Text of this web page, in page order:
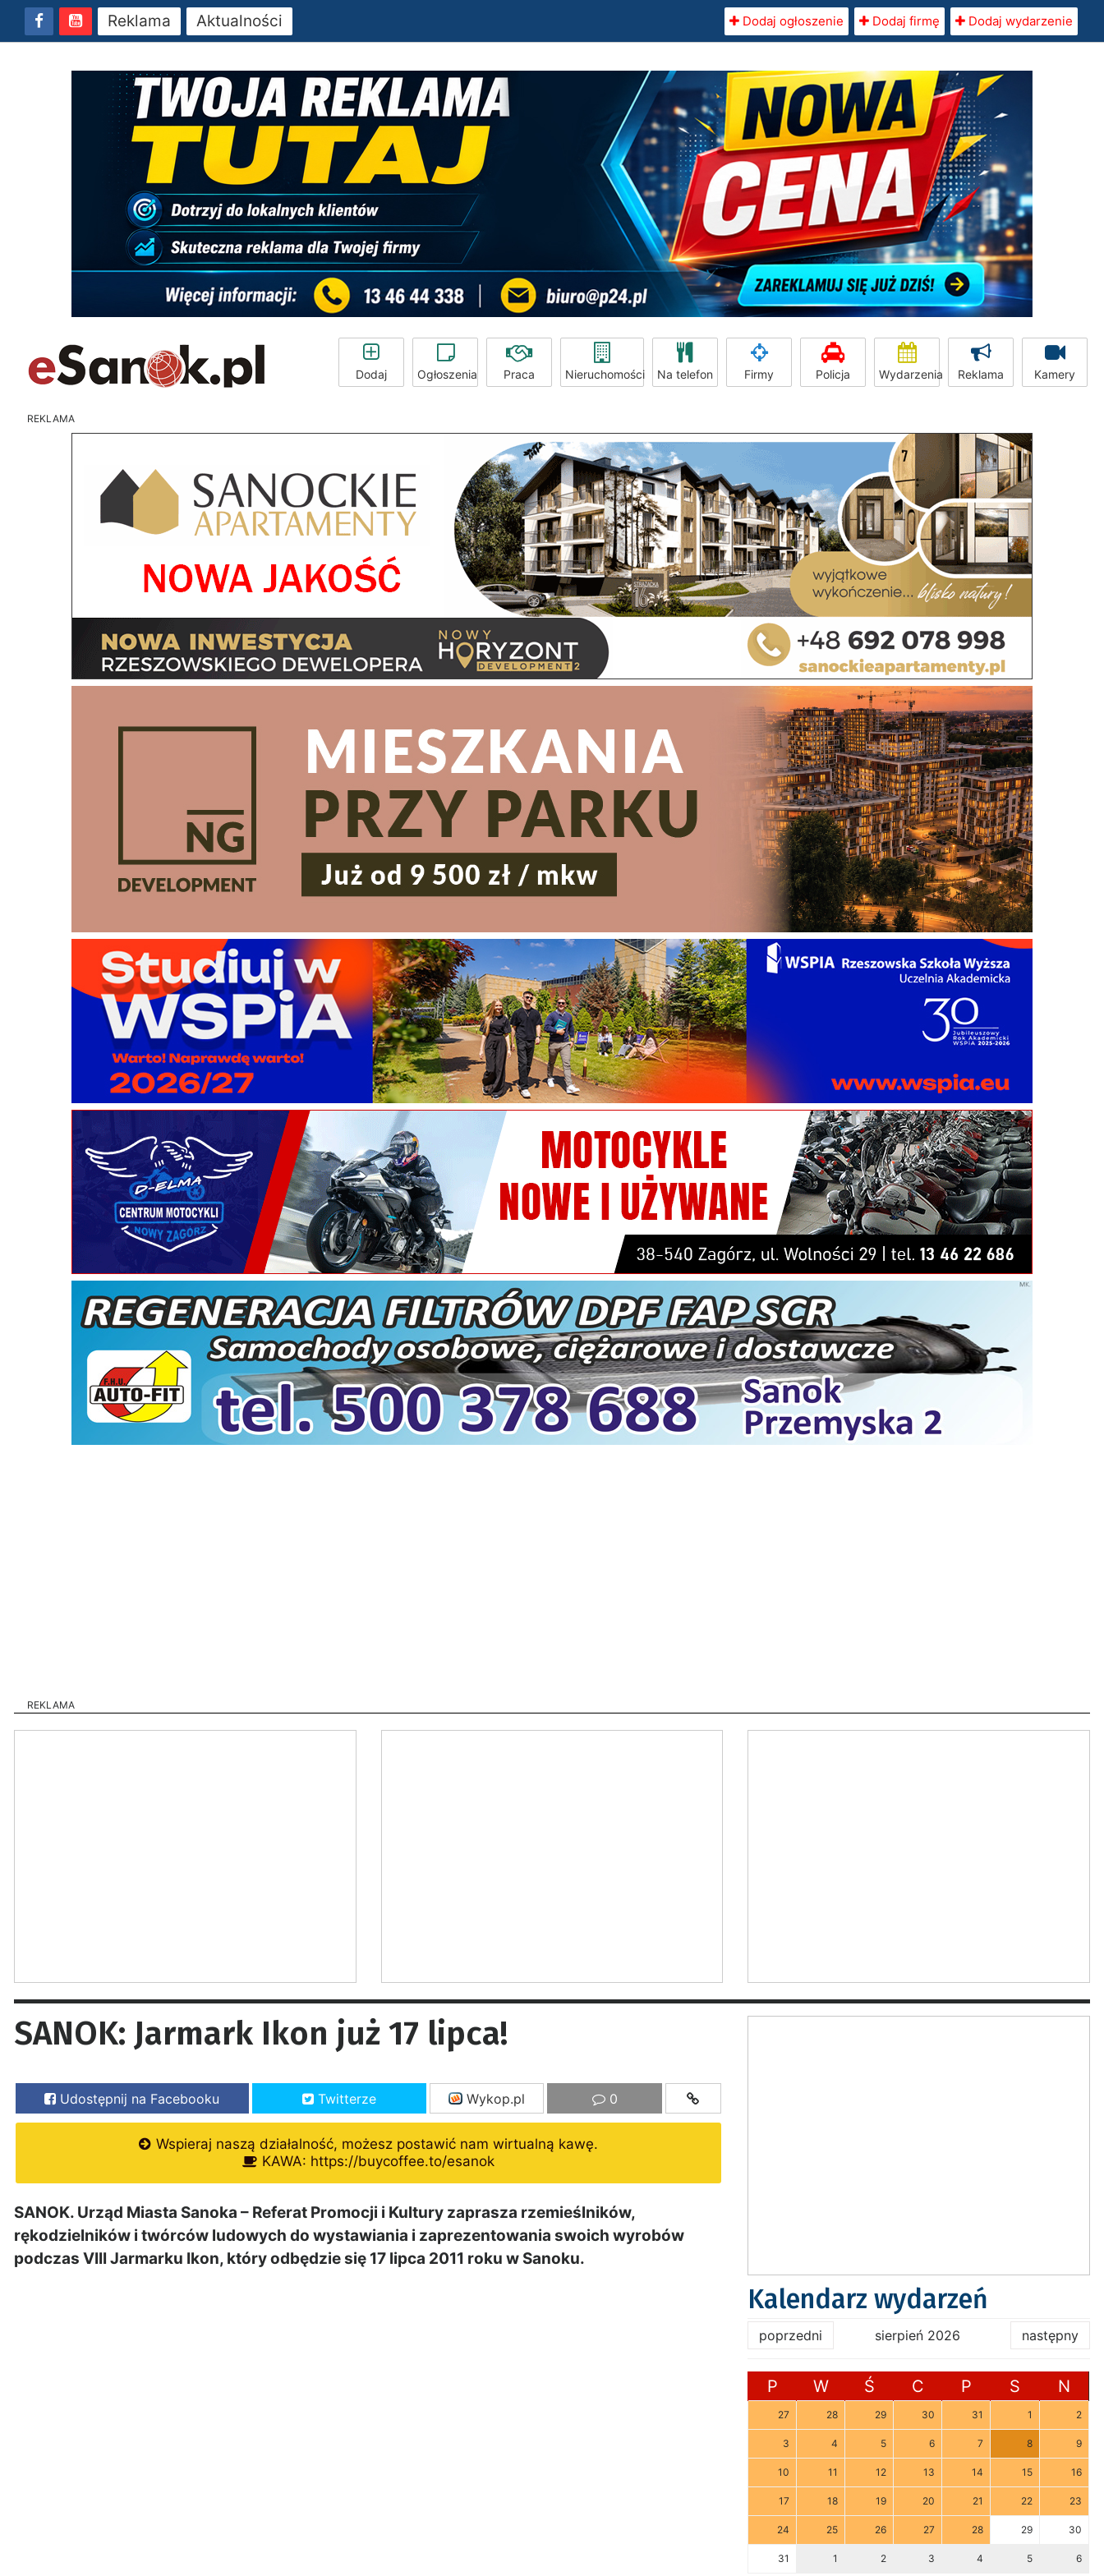
Reklama Aktualności Dodaj ogłoszenie Dodaj firmę Dodaj wydarzenie
Dodaj Ogłoszenia Praca Nieruchomości Na telefon Firmy Policja Wydarzenia Reklama Kamery
REKLAMA
REKLAMA
SANOK: Jarmark Ikon już 17 lipca!
Udostępnij na Facebooku Twitterze Wykop.pl 0
Wspieraj naszą działalność, możesz postawić nam wirtualną kawę.
KAWA: https://buycoffee.to/esanok
SANOK. Urząd Miasta Sanoka – Referat Promocji i Kultury zaprasza rzemieślników,
rękodzielników i twórców ludowych do wystawiania i zaprezentowania swoich wyrobów
podczas VIII Jarmarku Ikon, który odbędzie się 17 lipca 2011 roku w Sanoku.
Kalendarz wydarzeń
poprzedni sierpień 2026 następny
P W Ś C P S N
27 28 29 30 31 1 2
3 4 5 6 7 8 9
10 11 12 13 14 15 16
17 18 19 20 21 22 23
24 25 26 27 28 29 30
31 1 2 3 4 5 6